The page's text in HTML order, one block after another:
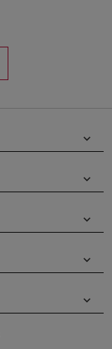
keyboard_arrow_down
keyboard_arrow_down
keyboard_arrow_down
keyboard_arrow_down
keyboard_arrow_down